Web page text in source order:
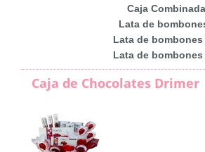
Caja
Lata de
Lata de bombones
Lata de bombones
Caja de Chocolates Drimer